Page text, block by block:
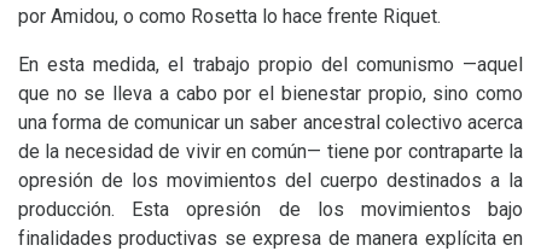
por Amidou, o como Rosetta lo hace frente Riquet.
En esta medida, el trabajo propio del comunismo —aquel
que no se lleva a cabo por el bienestar propio, sino como
una forma de comunicar un saber ancestral colectivo acerca
de la necesidad de vivir en común— tiene por contraparte la
opresión de los movimientos del cuerpo destinados a la
producción. Esta opresión de los movimientos bajo
finalidades productivas se expresa de manera explícita en